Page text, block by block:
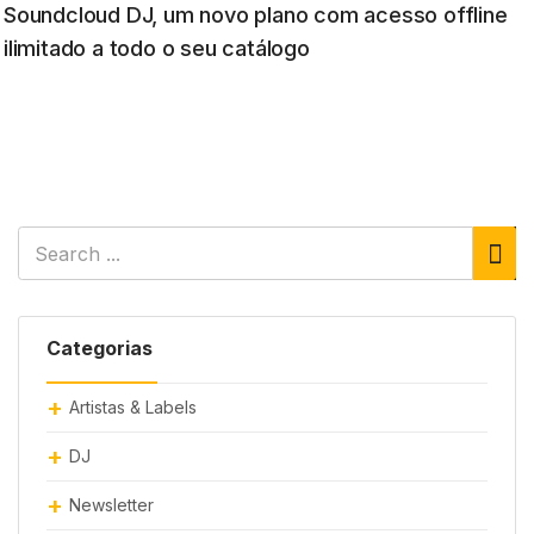
Categorias
Artistas & Labels
DJ
Newsletter
Soundcloud DJ, um novo plano com acesso offline
ilimitado a todo o seu catálogo